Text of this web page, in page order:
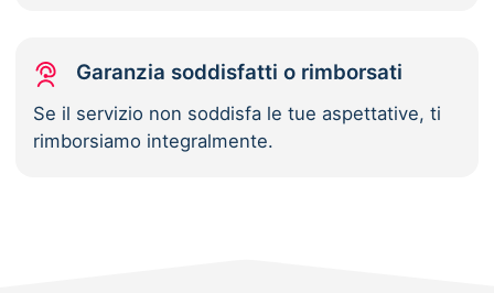
Garanzia soddisfatti o rimborsati
Se il servizio non soddisfa le tue aspettative, ti
rimborsiamo integralmente.